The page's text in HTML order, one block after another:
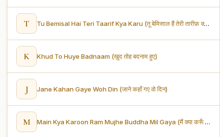
T Tu Bemisal Hai Teri Taarif Kya Karu (तू बेमिसाल हैं तेरी तारीफ़ क्या करू)
K Khud To Huye Badnaam (खुद तोह बदनाम हुए)
J Jane Kahan Gaye Woh Din (जाने कहाँ गए वो दिन)
M Main Kya Karoon Ram Mujhe Buddha Mil Gaya (मैं क्या करूँ राम मुझे बुड्ढा मिल गया)